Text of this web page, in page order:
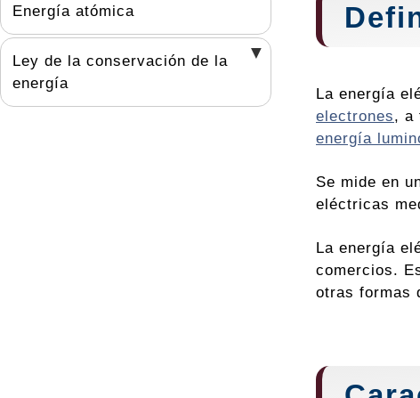
Energía atómica
Ley de la conservación de la
energía
La energía
electrones, a
energía
Se mide en
eléctricas
La energía
comercios.
otras formas